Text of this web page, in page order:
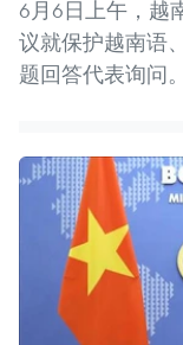
6月6日上午，越
议就保护越南语
题回答代表询问。